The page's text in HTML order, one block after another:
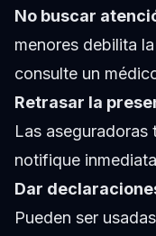
No buscar
menores debilita
consulte un
Retrasar la
Las aseguradoras
notifique
Dar
Pueden ser